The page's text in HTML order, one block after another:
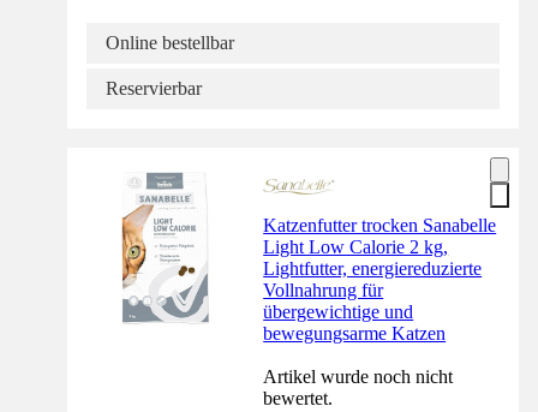
Online bestellbar
Reservierbar
Katzenfutter trocken Sanabelle
Light Low Calorie 2 kg,
Lightfutter, energiereduzierte
Vollnahrung für
übergewichtige und
bewegungsarme Katzen
Artikel wurde noch nicht
bewertet.